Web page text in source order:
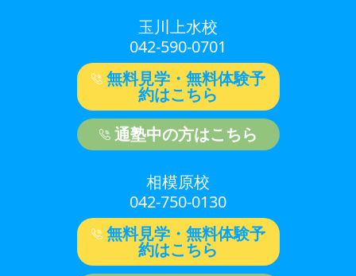
玉川上水校
042-590-0701
無料見学・無料体験予
約はこちら
通塾中の方はこちら
相模原校
042-750-0130
無料見学・無料体験予
約はこちら